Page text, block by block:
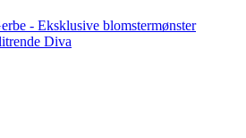
- Eksklusive blomstermønster
Diva